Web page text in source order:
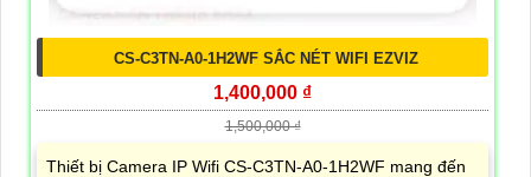
CS-C3TN-A0-1H2WF SẮC NÉT WIFI EZVIZ
1,400,000 ₫
1,500,000 ₫
Thiết bị Camera IP Wifi CS-C3TN-A0-1H2WF mang đến